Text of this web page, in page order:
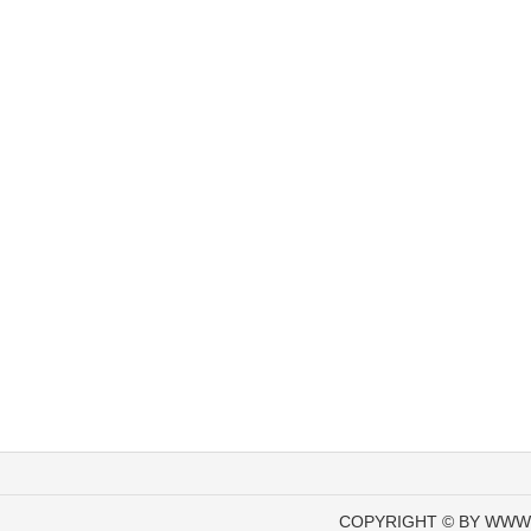
COPYRIGHT © BY